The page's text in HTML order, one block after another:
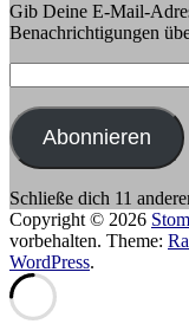
Gib Deine E-Mail-
Benachrichtigungen
Mail-
Adresse:
Abonnieren
Schließe dich 11
Copyright © 2026
vorbehalten. Theme:
WordPress.